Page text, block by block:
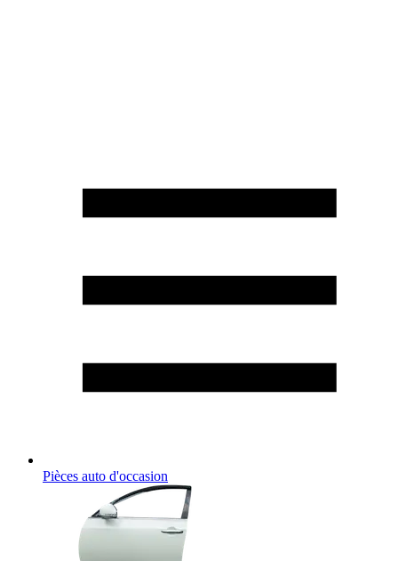
Pièces auto d'occasion